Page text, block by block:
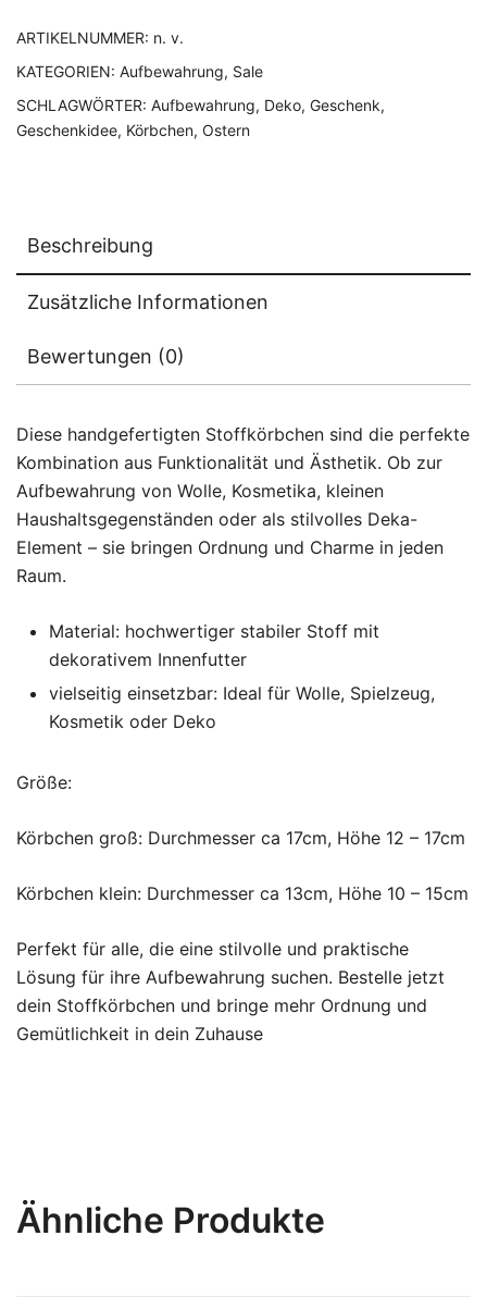
ARTIKELNUMMER: n. v.
KATEGORIEN: Aufbewahrung, Sale
SCHLAGWÖRTER: Aufbewahrung, Deko, Geschenk,
Geschenkidee, Körbchen, Ostern
Beschreibung
Zusätzliche Informationen
Bewertungen (0)
Diese handgefertigten Stoffkörbchen sind die perfekte
Kombination aus Funktionalität und Ästhetik. Ob zur
Aufbewahrung von Wolle, Kosmetika, kleinen
Haushaltsgegenständen oder als stilvolles Deka-
Element – sie bringen Ordnung und Charme in jeden
Raum.
Material: hochwertiger stabiler Stoff mit
dekorativem Innenfutter
vielseitig einsetzbar: Ideal für Wolle, Spielzeug,
Kosmetik oder Deko
Größe:
Körbchen groß: Durchmesser ca 17cm, Höhe 12 – 17cm
Körbchen klein: Durchmesser ca 13cm, Höhe 10 – 15cm
Perfekt für alle, die eine stilvolle und praktische
Lösung für ihre Aufbewahrung suchen. Bestelle jetzt
dein Stoffkörbchen und bringe mehr Ordnung und
Gemütlichkeit in dein Zuhause
Ähnliche Produkte